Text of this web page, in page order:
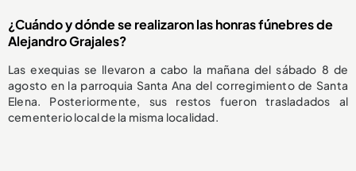
¿Cuándo y dónde se realizaron las honras fúnebres de
Alejandro Grajales?
Las exequias se llevaron a cabo la mañana del sábado 8 de
agosto en la parroquia Santa Ana del corregimiento de Santa
Elena. Posteriormente, sus restos fueron trasladados al
cementerio local de la misma localidad.